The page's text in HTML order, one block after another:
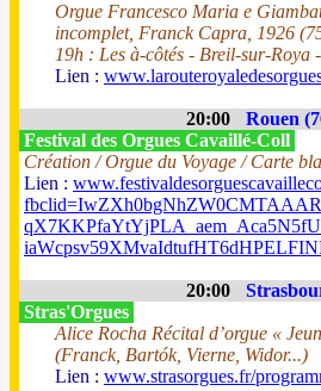
Orgue Francesco Maria e
incomplet, Franck Capra, 1926
19h : Les à-côtés - Breil-sur-
Lien :
20:00 Rouen
Festival des Orgues Cavaillé-Coll
Création / Orgue du Voyage / Carte
Lien :
20:00
Stras'Orgues
Alice Rocha Récital d’orgue «
(Franck, Bartók, Vierne, Widor...)
Lien : www.strasorgues.fr/